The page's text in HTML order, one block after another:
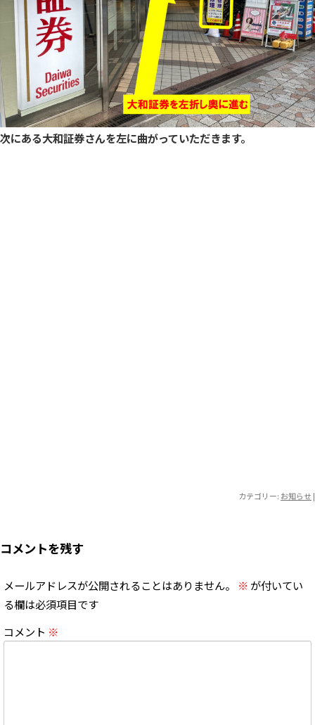
次にある大和証券さんを左に曲がっていただきます。
カテゴリー: お知らせ |
コメントを残す
メールアドレスが公開されることはありません。 ※ が付いてい
る欄は必須項目です
コメント ※